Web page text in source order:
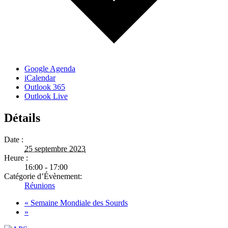
Google Agenda
iCalendar
Outlook 365
Outlook Live
Détails
Date :
25 septembre 2023
Heure :
16:00 - 17:00
Catégorie d’Évènement:
Réunions
« Semaine Mondiale des Sourds
»